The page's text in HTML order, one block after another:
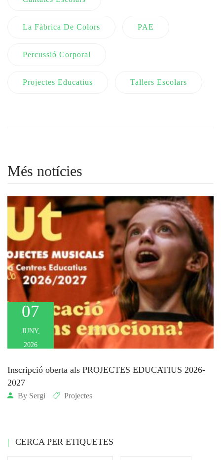
La Fàbrica De Colors PAE
Percussió Corporal
Projectes Educatius Tallers Escolars
Més notícies
07
JUNY,
2026
Inscripció oberta als PROJECTES EDUCATIUS 2026-
2027
By Sergi Projectes
CERCA PER ETIQUETES